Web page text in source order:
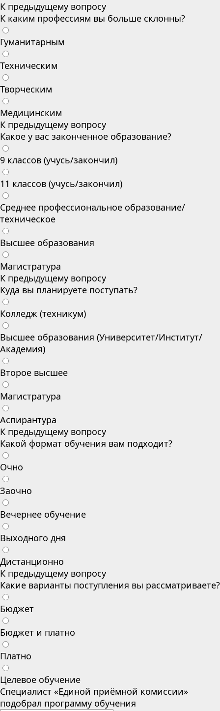
К предыдущему вопросу
К каким профессиям вы больше склонны?
Гуманитарным
Техническим
Творческим
Медицинским
К предыдущему вопросу
Какое у вас законченное образование?
9 классов (учусь/закончил)
11 классов (учусь/закончил)
Среднее профессиональное образование/
техническое
Высшее образования
Магистратура
К предыдущему вопросу
Куда вы планируете поступать?
Колледж (техникум)
Высшее образования (Университет/Институт/
Академия)
Второе высшее
Магистратура
Аспирантура
К предыдущему вопросу
Какой формат обучения вам подходит?
Очно
Заочно
Вечернее обучение
Выходного дня
Дистанционно
К предыдущему вопросу
Какие варианты поступления вы рассматриваете?
Бюджет
Бюджет и платно
Платно
Целевое обучение
Специалист «Единой приёмной комиссии»
подобрал программу обучения